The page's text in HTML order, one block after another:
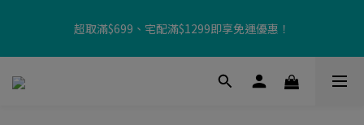
【8月限定⏰】玩遊戲換好禮🎁 豆豆夏令營 等你來報名‼️
超取滿$699、宅配滿$1299即享免運優惠！
【加入樂友享優惠‼️】現在加入會員立享入會禮金 $100，再享全館